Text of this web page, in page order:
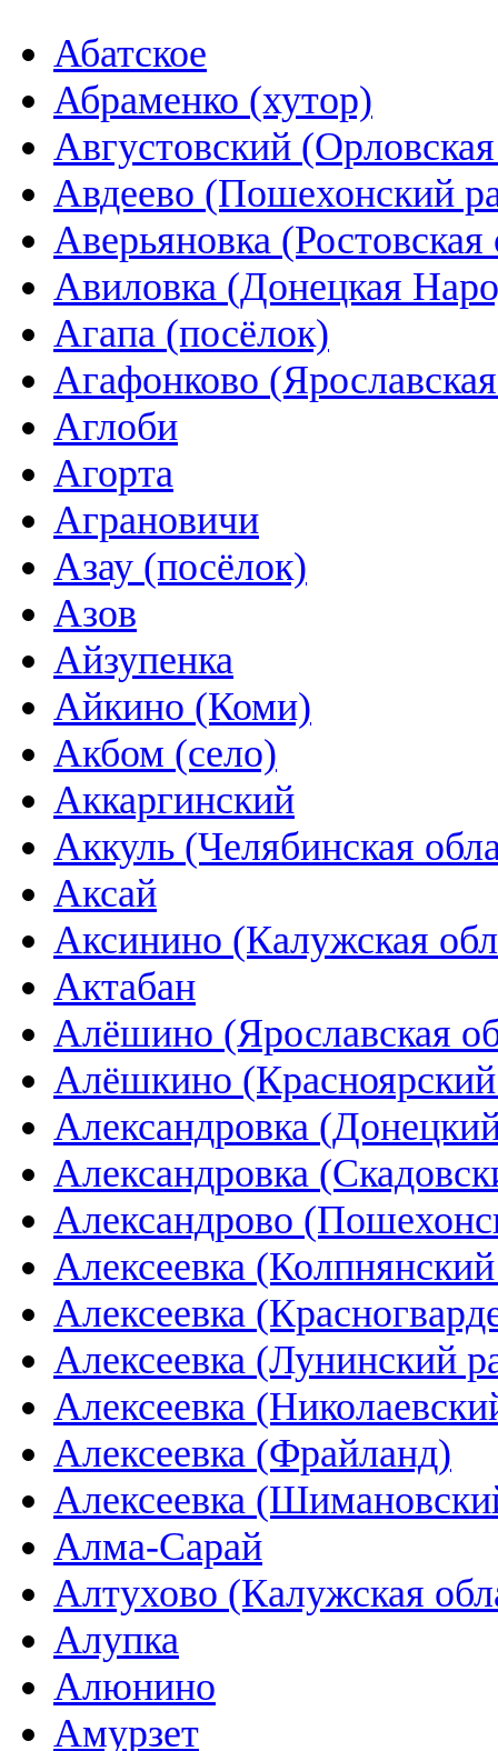
Абатское
Абраменко (хутор)
Августовский
Авдеево (Пошехонский
Аверьяновка (Ростовская
Авиловка (Донецкая
Агапа (посёлок)
Агафонково
Аглоби
Агорта
Аграновичи
Азау (посёлок)
Азов
Айзупенка
Айкино (Коми)
Акбом (село)
Аккаргинский
Аккуль (Челябинская
Аксай
Аксинино (Калужская
Актабан
Алёшино (Ярославская
Алёшкино
Александровка
Александровка
Александрово
Алексеевка
Алексеевка
Алексеевка (Лунинский
Алексеевка
Алексеевка (Фрайланд)
Алексеевка
Алма-Сарай
Алтухово (Калужская
Алупка
Алюнино
Амурзет